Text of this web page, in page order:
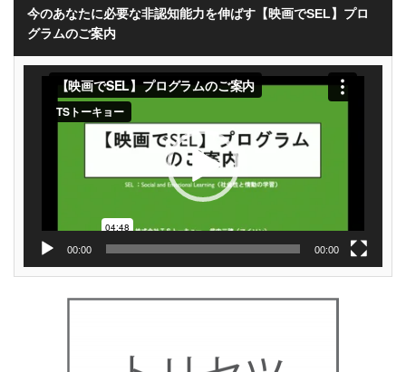
今のあなたに必要な非認知能力を伸ばす【映画でSEL】プロ
グラムのご案内
動
00:00 00:00